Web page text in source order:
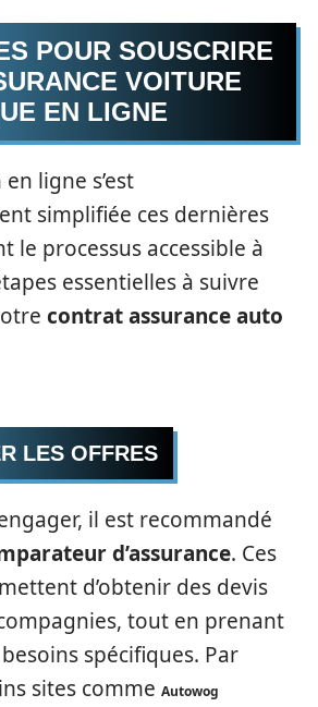
POUR SOUSCRIRE
VOITURE
EN LIGNE
ligne s’est
simplifiée ces dernières
le processus accessible à
essentielles à suivre
contrat assurance auto
LES OFFRES
il est recommandé
d’assurance. Ces
d’obtenir des devis
tout en prenant
spécifiques. Par
sites comme Autowog